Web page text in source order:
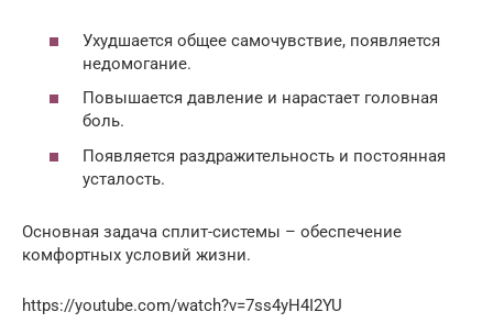
Ухудшается общее самочувствие, появляется
недомогание.
Повышается давление и нарастает головная
боль.
Появляется раздражительность и постоянная
усталость.
Основная задача сплит-системы – обеспечение
комфортных условий жизни.
https://youtube.com/watch?v=7ss4yH4I2YU